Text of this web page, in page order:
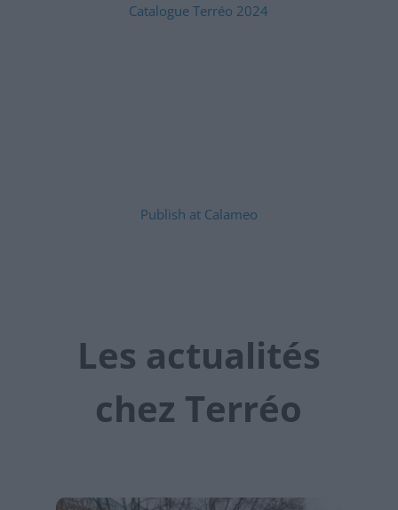
Catalogue Terréo 2024
Publish at Calameo
Les actualités
chez Terréo